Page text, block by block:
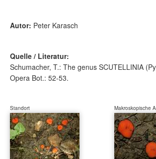
Autor: Peter Karasch
Quelle / Literatur:
Schumacher, T.: The genus SCUTELLINIA
Opera Bot.: 52-53.
Standort Makroskopische